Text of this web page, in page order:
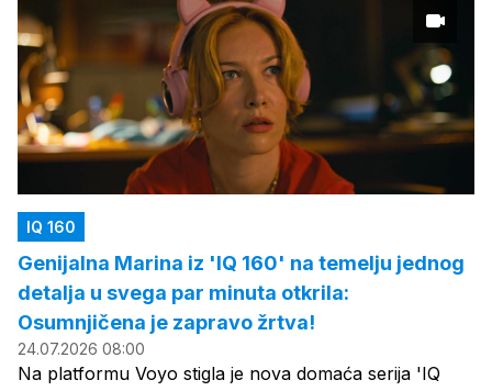
IQ 160
Genijalna Marina iz 'IQ 160' na temelju jednog
detalja u svega par minuta otkrila:
Osumnjičena je zapravo žrtva!
24.07.2026 08:00
Na platformu Voyo stigla je nova domaća serija 'IQ